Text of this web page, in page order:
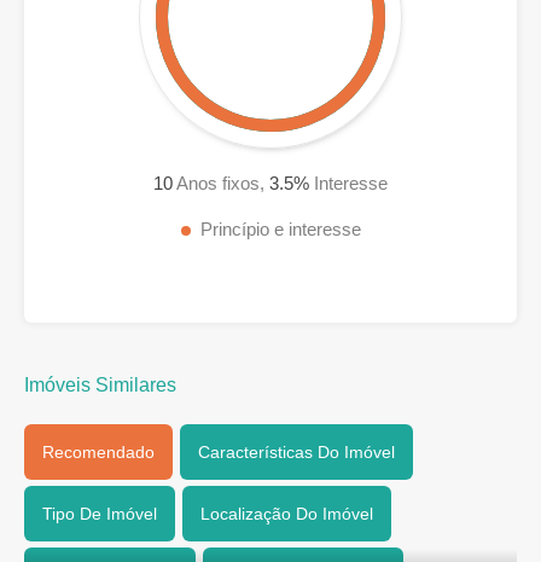
10Anos fixos, 3.5% Interesse
Princípio e interesse
Imóveis Similares
Recomendado Características Do Imóvel
Tipo De Imóvel Localização Do Imóvel